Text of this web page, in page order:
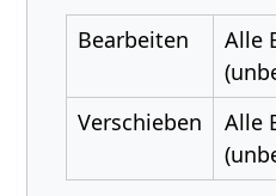
Bearbeiten
Alle
Verschieben
Alle